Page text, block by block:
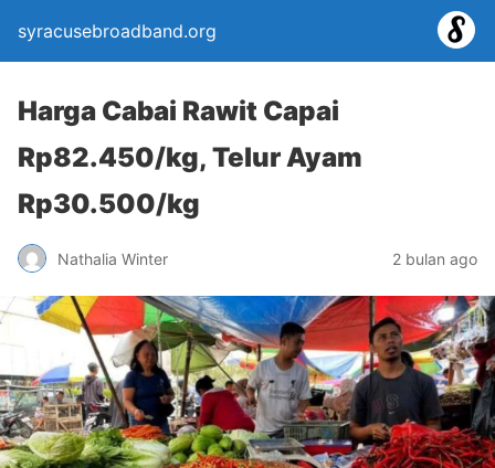
syracusebroadband.org
Harga Cabai Rawit Capai
Rp82.450/kg, Telur Ayam
Rp30.500/kg
Nathalia Winter 2 bulan ago